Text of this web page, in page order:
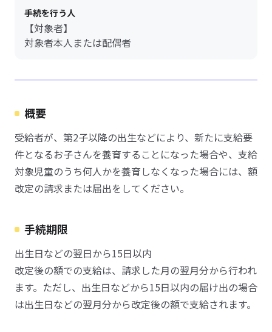
手続を行う人
【対象者】
対象者本人または配偶者
概要
受給者が、第2子以降の出生などにより、新たに支給要
件となるお子さんを養育することになった場合や、支給
対象児童のうち何人かを養育しなくなった場合には、額
改定の請求または届出をしてください。
手続期限
出生日などの翌日から15日以内
改定後の額での支給は、請求した月の翌月分から行われ
ます。ただし、出生日などから15日以内の届け出の場合
は出生日などの翌月分から改定後の額で支給されます。